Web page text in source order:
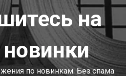
на
по новинкам. Без спама